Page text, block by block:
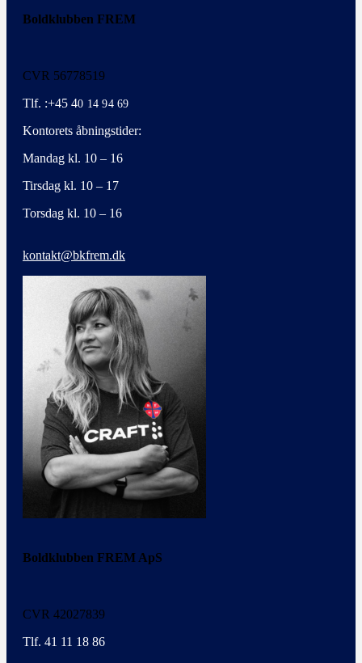
Boldklubben FREM
CVR 56778519
Tlf. :+45 40 14 94 69
Kontorets åbningstider:
Mandag kl. 10 – 16
Tirsdag kl. 10 – 17
Torsdag kl. 10 – 16
kontakt@bkfrem.dk
Boldklubben FREM ApS
CVR 42027839
Tlf. 41 11 18 86